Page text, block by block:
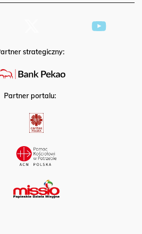
Partner strategiczny:
Partner portalu: